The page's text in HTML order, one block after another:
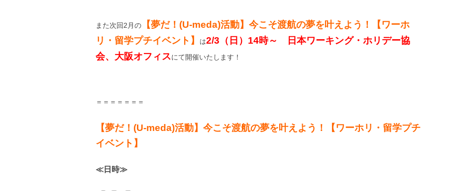
また次回2月の 【夢だ！(U-meda)活動】今こそ渡航の夢を叶えよう！【ワーホ
リ・留学プチイベント】
は2/3 （日）14時～ 日本ワーキング・ホリデー協
会、大阪オフィスにて開催いたします！
＝＝＝＝＝＝＝
【夢だ！(U-meda)活動】今こそ渡航の夢を叶えよう！【ワーホリ・留学プチ
イベント】
≪日時≫